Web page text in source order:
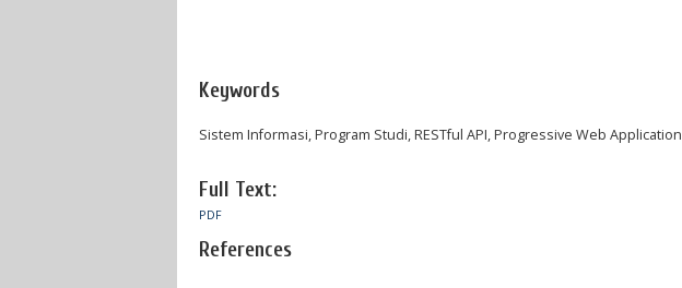
Keywords
Sistem Informasi, Program Studi, RESTful API, Progressive Web Application
Full Text:
PDF
References